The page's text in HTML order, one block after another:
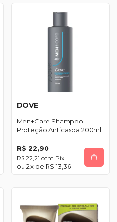
DOVE
Men+Care Shampoo
Proteção Anticaspa 200ml
R$ 22,90
R$ 22,21 com Pix
2x de R$ 13,36